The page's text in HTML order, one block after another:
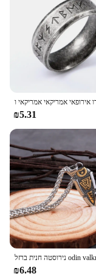
₪5.31
₪6.48